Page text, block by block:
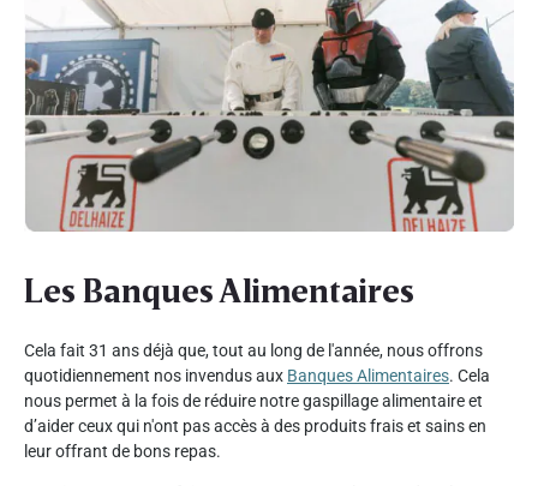
Les Banques Alimentaires
Cela fait 31 ans déjà que, tout au long de l'année, nous offrons
quotidiennement nos invendus aux Banques Alimentaires. Cela
nous permet à la fois de réduire notre gaspillage alimentaire et
d’aider ceux qui n'ont pas accès à des produits frais et sains en
leur offrant de bons repas.